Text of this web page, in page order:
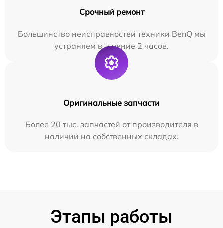
Срочный ремонт
Большинство неисправностей техники BenQ мы
устраняем в течение 2 часов.
Оригинальные запчасти
Более 20 тыс. запчастей от производителя в
наличии на собственных складах.
Этапы работы